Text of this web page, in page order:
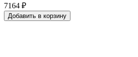
7164 ₽
Добавить в корзину